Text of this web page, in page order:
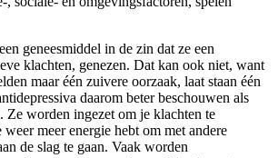
geneesmiddel in de zin dat ze een
klachten, genezen. Dat kan ook niet, want
maar één zuivere oorzaak, laat staan één
daarom beter beschouwen als
Ze worden ingezet om je klachten te
meer energie hebt om met andere
de slag te gaan. Vaak worden